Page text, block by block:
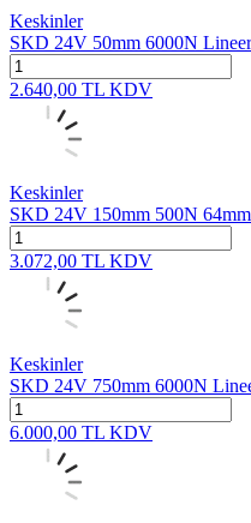
Keskinler
SKD 24V 50mm 6000N
2.640,00 TL KDV
Keskinler
SKD 24V 150mm 500N
3.072,00 TL KDV
Keskinler
SKD 24V 750mm 6000N
6.000,00 TL KDV